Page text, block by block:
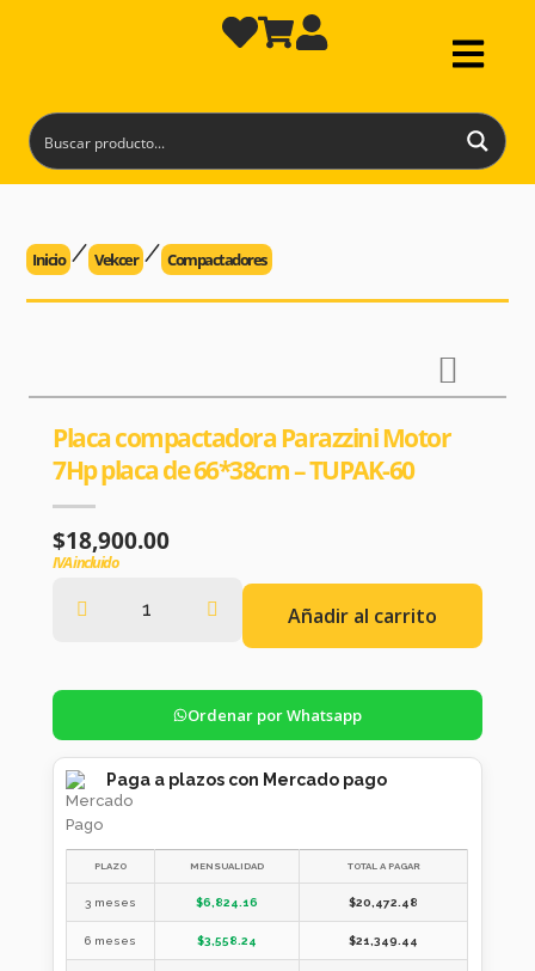
Inicio Vekcer Compactadores
Placa compactadora Parazzini Motor
7Hp placa de 66*38cm – TUPAK-60
$18,900.00
IVA incluido
Añadir al carrito
Ordenar por Whatsapp
Paga a plazos con Mercado pago
PLAZO MENSUALIDAD TOTAL A PAGAR
3 meses $6,824.16 $20,472.48
6 meses $3,558.24 $21,349.44